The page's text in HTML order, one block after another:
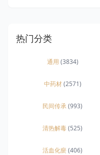
热门分类
通用 (3834)
中药材(2571)
民间传承(993)
清热解毒(525)
活血化瘀(406)